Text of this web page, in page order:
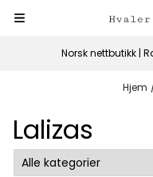
Hopp til innhold
Norsk nettbutikk |
Hjem
Lalizas